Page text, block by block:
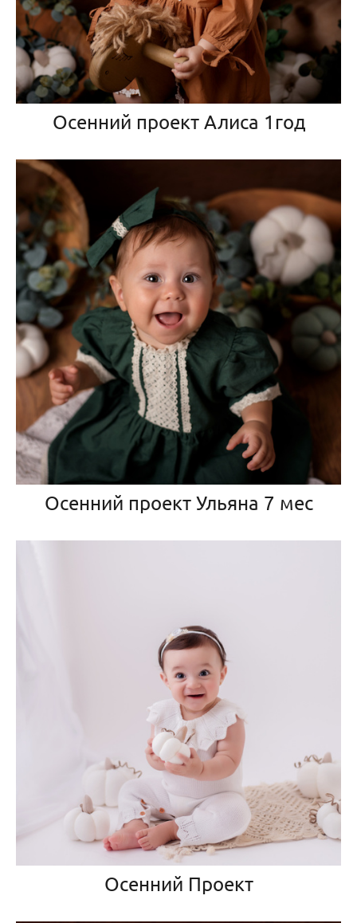
Осенний проект Алиса 1год
Осенний проект Ульяна 7 мес
Осенний Проект